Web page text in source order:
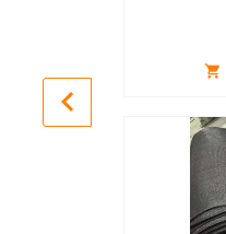
shopping_cart
keyboard_arrow_left